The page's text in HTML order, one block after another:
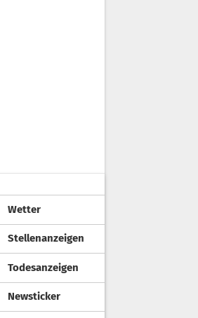
Wetter
Stellenanzeigen
Todesanzeigen
Newsticker